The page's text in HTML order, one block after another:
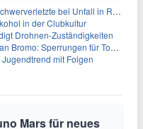
bei Unfall in Rheinland-Pfalz
in der Clubkultur
Drohnen-Zuständigkeiten
Sperrungen für Touristen
mit Folgen
Mars für neues